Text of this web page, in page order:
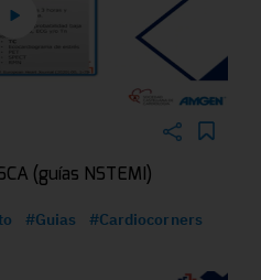
(guías NSTEMI)
#Guias #Cardiocorners